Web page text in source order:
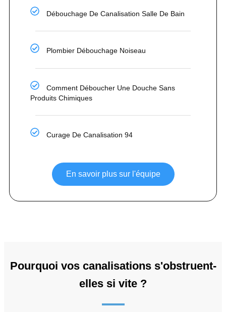
Débouchage De Canalisation Salle De Bain
Plombier Débouchage Noiseau
Comment Déboucher Une Douche Sans
Produits Chimiques
Curage De Canalisation 94
En savoir plus sur l'équipe
Pourquoi vos canalisations s'obstruent-
elles si vite ?